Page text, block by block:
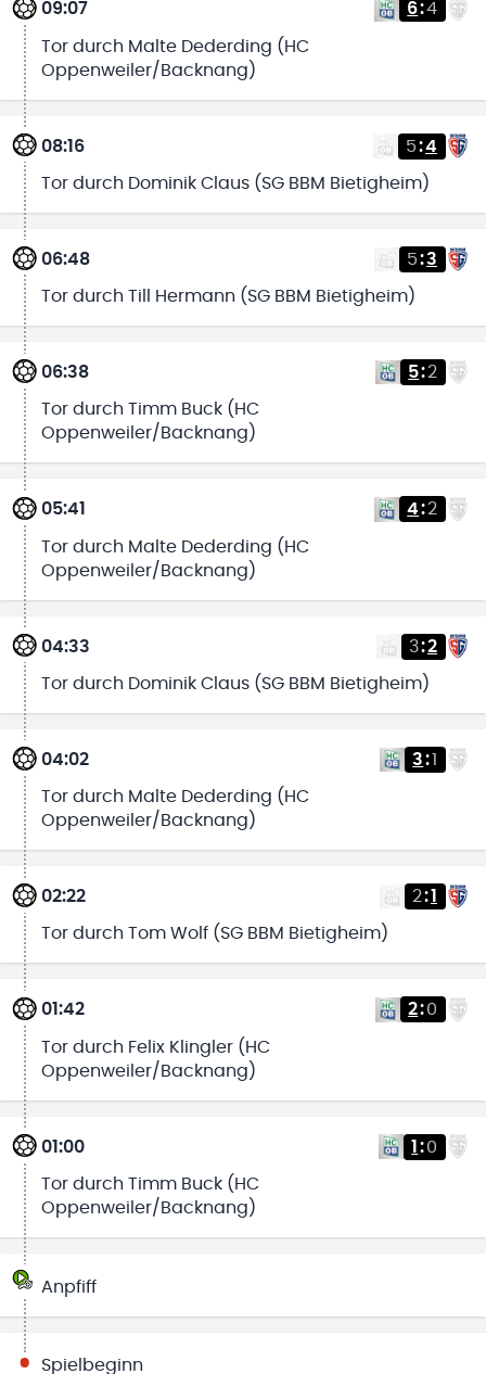
09:07 6:4
Tor durch Malte Dederding (HC
Oppenweiler/Backnang)
08:16 5:4
Tor durch Dominik Claus (SG BBM Bietigheim)
06:48 5:3
Tor durch Till Hermann (SG BBM Bietigheim)
06:38 5:2
Tor durch Timm Buck (HC
Oppenweiler/Backnang)
05:41 4:2
Tor durch Malte Dederding (HC
Oppenweiler/Backnang)
04:33 3:2
Tor durch Dominik Claus (SG BBM Bietigheim)
04:02 3:1
Tor durch Malte Dederding (HC
Oppenweiler/Backnang)
02:22 2:1
Tor durch Tom Wolf (SG BBM Bietigheim)
01:42 2:0
Tor durch Felix Klingler (HC
Oppenweiler/Backnang)
01:00 1 :0
Tor durch Timm Buck (HC
Oppenweiler/Backnang)
Anpfiff
Spielbeginn